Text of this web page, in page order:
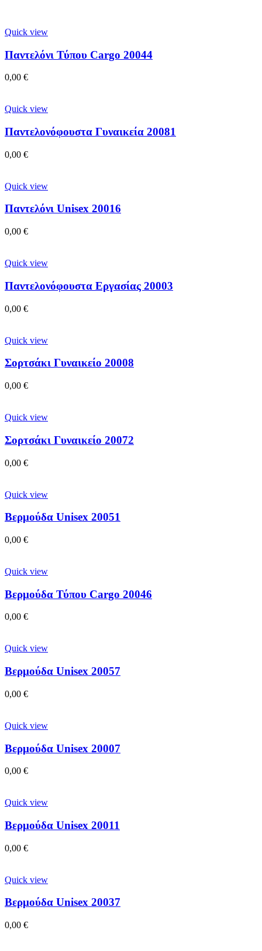
Quick view
Παντελόνι Τύπου Cargo 20044
0,00 €
Quick view
Παντελονόφουστα Γυναικεία 20081
0,00 €
Quick view
Παντελόνι Unisex 20016
0,00 €
Quick view
Παντελονόφουστα Εργασίας 20003
0,00 €
Quick view
Σορτσάκι Γυναικείο 20008
0,00 €
Quick view
Σορτσάκι Γυναικείο 20072
0,00 €
Quick view
Βερμούδα Unisex 20051
0,00 €
Quick view
Βερμούδα Τύπου Cargo 20046
0,00 €
Quick view
Βερμούδα Unisex 20057
0,00 €
Quick view
Βερμούδα Unisex 20007
0,00 €
Quick view
Βερμούδα Unisex 20011
0,00 €
Quick view
Βερμούδα Unisex 20037
0,00 €